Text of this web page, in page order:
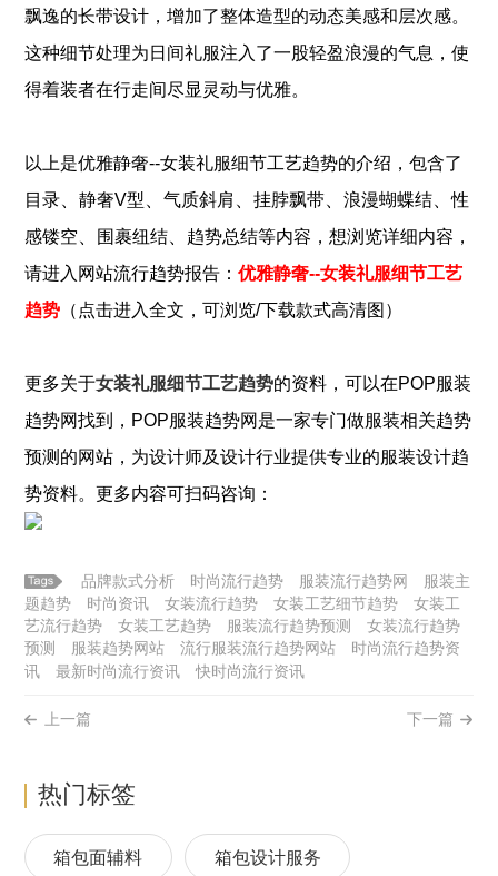
飘逸的长带设计，增加了整体造型的动态美感和层次感。
这种细节处理为日间礼服注入了一股轻盈浪漫的气息，使
得着装者在行走间尽显灵动与优雅。
以上是优雅静奢--女装礼服细节工艺趋势的介绍，包含了
目录、静奢V型、气质斜肩 、挂脖飘带、浪漫蝴蝶结、性
感镂空、 围裹纽结、 趋势总结等内容，想浏览详细内容，
请进入网站流行趋势报告：优雅静奢--女装礼服细节工艺
趋势 （点击进入全文，可浏览/下载款式高清图）
更多关于女装礼服细节工艺趋势的资料，可以在POP服装
趋势网找到，POP服装趋势网是一家专门做服装相关趋势
预测的网站，为设计师及设计行业提供专业的服装设计趋
势资料。更多内容可扫码咨询：
品牌款式分析 时尚流行趋势 服装流行趋势网
服装主
题趋势
时尚资讯 女装流行趋势 女装工艺细节趋势
女装工
艺流行趋势
女装工艺趋势 服装流行趋势预测
女装流行趋势
预测
服装趋势网站 流行服装流行趋势网站
时尚流行趋势资
讯
最新时尚流行资讯 快时尚流行资讯
上一篇 下一篇
热门标签
箱包面辅料 箱包设计服务